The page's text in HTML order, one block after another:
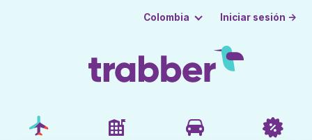
Colombia Iniciar sesión →